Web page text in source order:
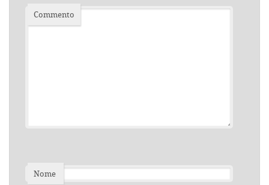
Commento
Nome